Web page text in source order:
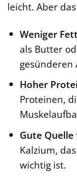
leicht. Aber
Weniger
als Butter
gesünderen
Hoher
Proteinen,
Gute
Kalzium,
wichtig ist.